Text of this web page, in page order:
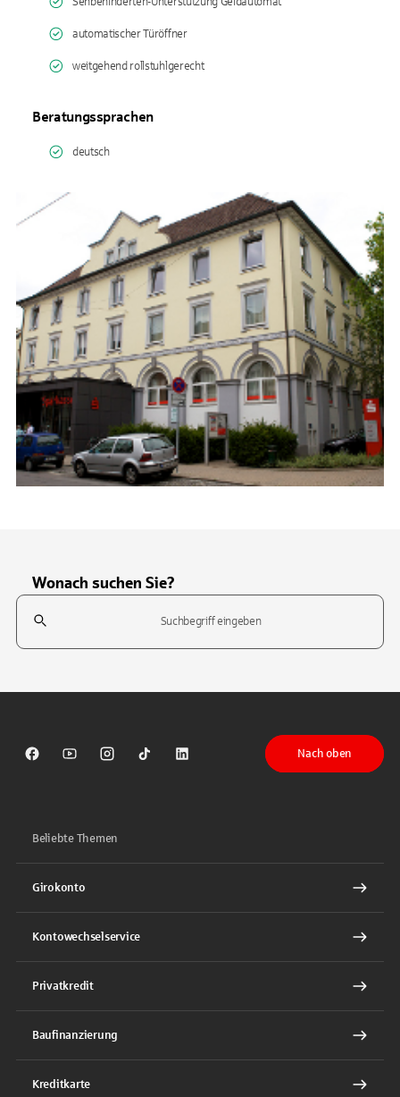
automatischer Türöffner
weitgehend rollstuhlgerecht
Beratungssprachen
deutsch
Wonach suchen Sie?
Suchfeld
Sparkasse auf Facebook
Sparkasse auf Youtube
Sparkasse auf Instagram
Sparkasse auf TikTok
Sparkasse auf LinkedIn
Nach oben
Beliebte Themen
Girokonto
Kontowechselservice
Privatkredit
Baufinanzierung
Kreditkarte